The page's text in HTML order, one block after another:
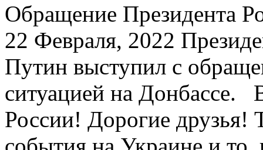
Обращение Президента
22 Февраля, 2022
Путин выступил с
ситуацией на Донбассе.
России! Дорогие друзья!